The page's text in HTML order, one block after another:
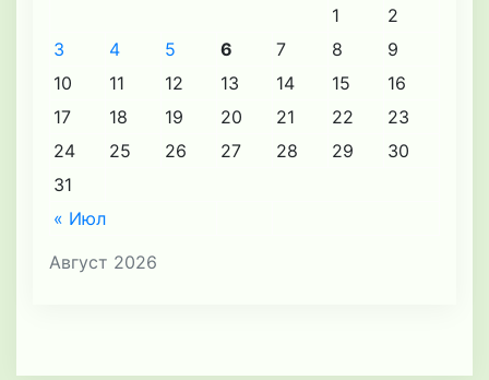
Август 2026
« Июл
1
2
3
4 5 6 7 8
9
10
11 12 13 14 15
16
17
18 19 20 21 22
23
24
25 26 27 28 29
30
31